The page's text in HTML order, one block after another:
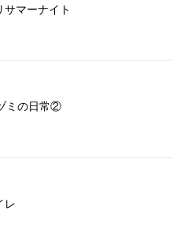
マーナイト
ミの日常②
レ